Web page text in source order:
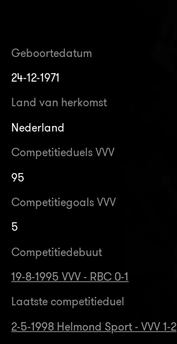
Geboortedatum
24-12-1971
Land van herkomst
Nederland
Competitieduels VVV
95
Competitiegoals VVV
5
Competitiedebuut
19-8-1995 VVV - RBC 0-1
Laatste competitieduel
2-5-1998 Helmond Sport - VVV 1-2